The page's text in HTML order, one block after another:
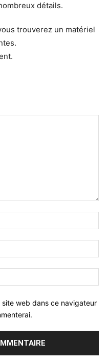
détails.
trouverez un matériel
site web dans ce navigateur